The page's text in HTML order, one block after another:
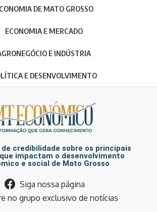
DE MATO GROSSO
ECONOMIA E MERCADO
E INDÚSTRIA
E DESENVOLVIMENTO
credibilidade sobre os principais
impactam o desenvolvimento
e social de Mato Grosso
Siga nossa página
no grupo exclusivo de notícias